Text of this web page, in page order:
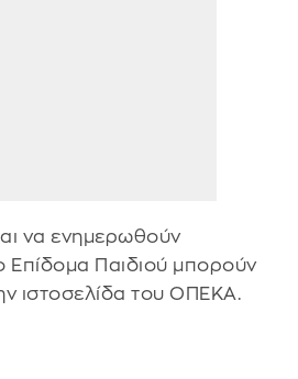
να ενημερωθούν
Επίδομα Παιδιού μπορούν
ιστοσελίδα του ΟΠΕΚΑ.